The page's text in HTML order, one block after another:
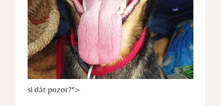
si dát pozor?“>